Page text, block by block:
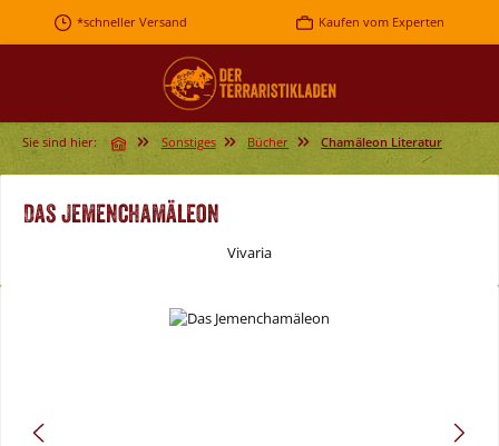
Zum Hauptinhalt springen
*schneller Versand Kaufen vom Experten
Sie sind hier: Sonstiges Bücher Chamäleon Literatur
Das Jemenchamäleon
Vivaria
Bildergalerie überspringen